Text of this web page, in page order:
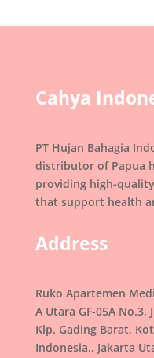
Cahya
PT Hujan Bahagia
distributor of Papua
providing high-
that support health
Address
Ruko Apartemen
A Utara GF-05A
Klp. Gading Barat,
Indonesia., Jakarta